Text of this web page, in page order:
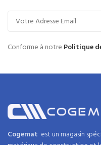
Conforme à notre Politique
Cogemat est un magasin